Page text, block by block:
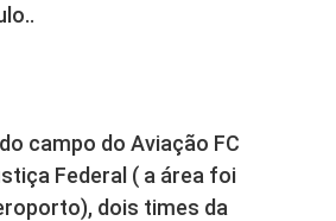
campo do Aviação FC
Federal ( a área foi
dois times da